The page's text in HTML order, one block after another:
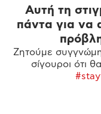
Αυτή τη
πάντα για να
Ζητούμε
σίγουροι ότι